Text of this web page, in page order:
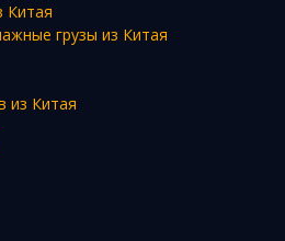
Китая
грузы из Китая
из Китая